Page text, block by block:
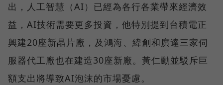
出，人工智慧（AI）已經為各行各業帶來經濟效
益，AI技術需要更多投資，他特別提到台積電正
興建20座新晶片廠，及鴻海、緯創和廣達三家伺
服器代工廠也在建造30座新廠。黃仁勳並駁斥巨
額支出將導致AI泡沫的市場憂慮。